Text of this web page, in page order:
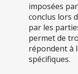
imposées
conclus lors
par les
permet de
répondent à
spécifiques.